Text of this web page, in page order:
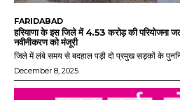
FARIDABAD
हरियाणा के इस जिले में 4.53 करोड़ की परियोजना
नवीनीकरण को मंजूरी
जिले में लंबे समय से बदहाल पड़ी दो प्रमुख सड़कों के
December 8, 2025